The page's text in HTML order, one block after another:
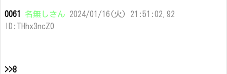
0061 名無しさん 2024/01/16(火) 21:51:02.92
ID:THhx3ncZ0
>>8